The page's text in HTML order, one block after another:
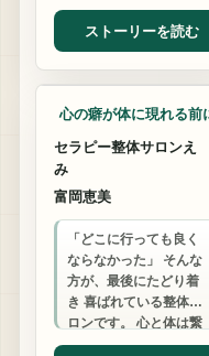
シュした先にある、 新
しい楽しさを一緒に見
つけましょう。
ストーリーを読む
整体・マッサージ
心の癖が体に現れる前
セラピー整体サロンえ
み
富岡恵美
「どこに行っても良く
ならなかった」 そんな
方が、最後にたどり着
き 喜ばれている整体サ
ロンです。 心と体は繋
がっています。 癌を乗